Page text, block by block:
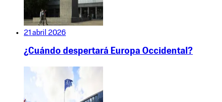
21 abril 2026
¿Cuándo despertará Europa Occidental?